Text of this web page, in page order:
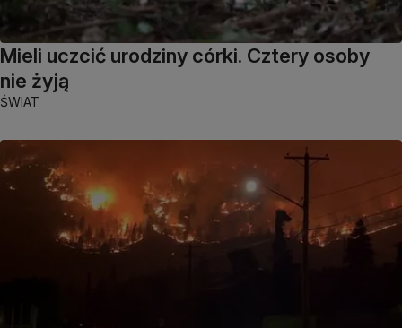
Mieli uczcić urodziny córki. Cztery osoby
nie żyją
ŚWIAT